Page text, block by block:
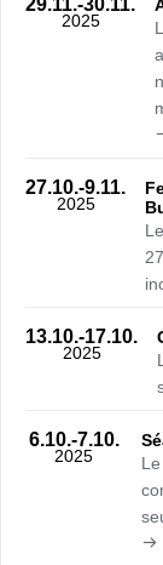
29.11.-30.11.
2025
27.10.-9.11.
2025
13.10.-17.10.
2025
6.10.-7.10.
2025